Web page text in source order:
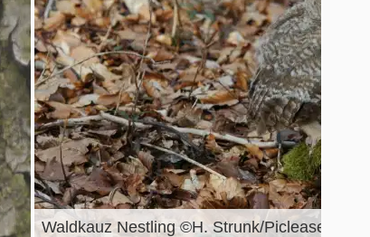
Waldkauz Nestling ©H. Strunk/Piclease